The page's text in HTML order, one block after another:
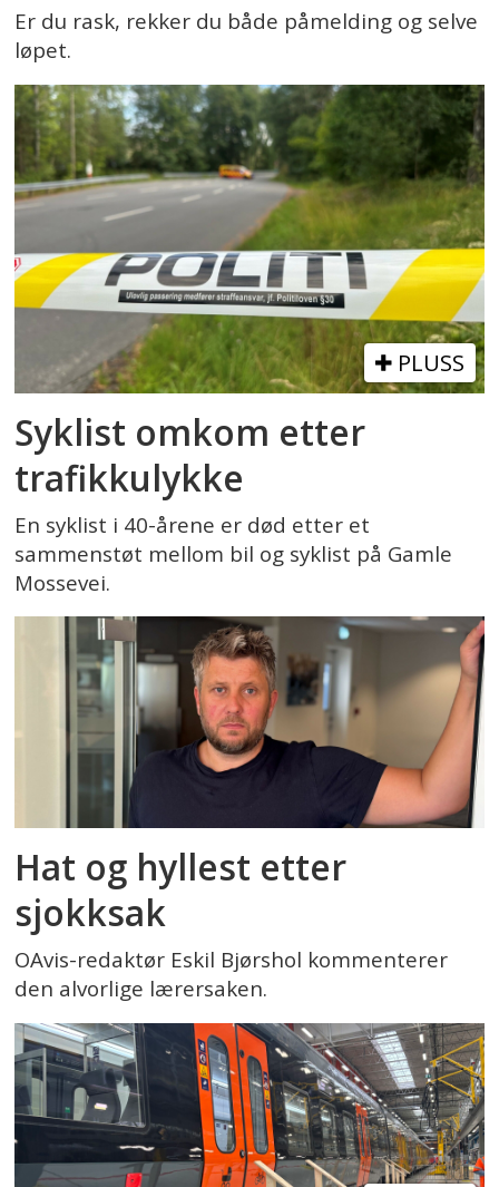
Er du rask, rekker du både påmelding og selve
løpet.
PLUSS
Syklist omkom etter
trafikkulykke
En syklist i 40-årene er død etter et
sammenstøt mellom bil og syklist på Gamle
Mossevei.
Hat og hyllest etter
sjokksak
OAvis-redaktør Eskil Bjørshol kommenterer
den alvorlige lærersaken.